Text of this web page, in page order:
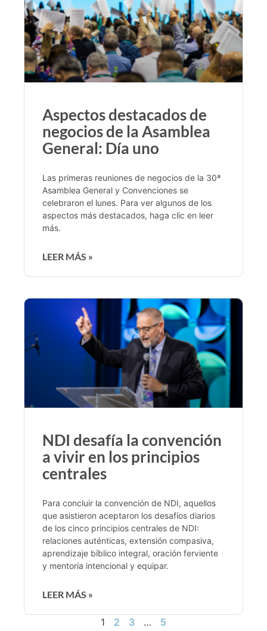
Aspectos destacados de
negocios de la Asamblea
General: Día uno
Las primeras reuniones de negocios de la 30ª
Asamblea General y Convenciones se
celebraron el lunes. Para ver algunos de los
aspectos más destacados, haga clic en leer
más.
LEER MÁS »
NDI desafía la convención
a vivir en los principios
centrales
Para concluir la convención de NDI, aquellos
que asistieron aceptaron los desafíos diarios
de los cinco principios centrales de NDI:
relaciones auténticas, extensión compasiva,
aprendizaje bíblico integral, oración ferviente
y mentoría intencional y equipar.
LEER MÁS »
1 2 3 … 5